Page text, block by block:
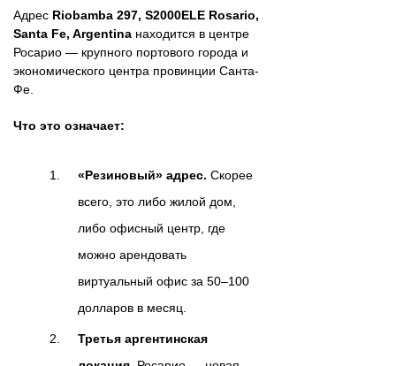
Адрес Riobamba 297, S2000ELE Rosario,
Santa Fe, Argentina находится в центре
Росарио — крупного портового города и
экономического центра провинции Санта-
Фе.
Что это означает:
«Резиновый» адрес. Скорее
всего, это либо жилой дом,
либо офисный центр, где
можно арендовать
виртуальный офис за 50–100
долларов в месяц.
Третья аргентинская